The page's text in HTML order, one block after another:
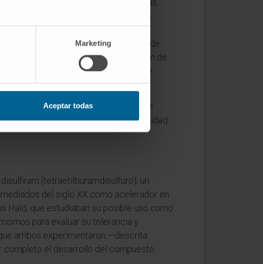
Marketing
Aceptar todas
en poblaciones europeas y africanas,
en China, Japón, Corea y Taiwán.
algún punto del sudeste asiático,
la ingesta incluso moderada de
taquicardia, náuseas y sensación de
por primera vez por el grupo de
XX.
La acumulación crónica de
escamoso de esófago y de cavidad
(tetraetiltiuramdisulfuro), un
del siglo XX como acelerador en
Hald, que estudiaban su posible uso como
para evaluar su tolerancia y
ambos experimentaron —descrita
el desarrollo del compuesto.